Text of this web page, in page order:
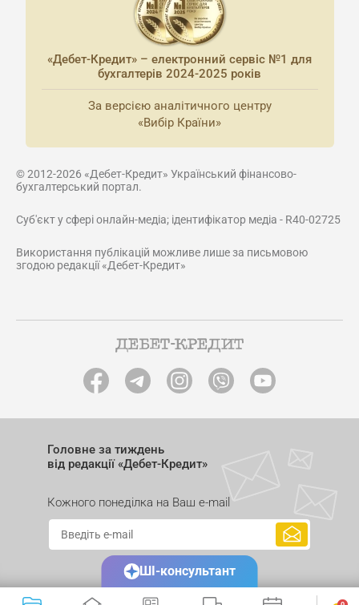
«Дебет-Кредит» – електронний сервіс №1 для
бухгалтерів 2024-2025 років
За версією аналітичного центру
«Вибір Країни»
© 2012-2026 «Дебет-Кредит» Український фінансово-
бухгалтерський портал.
Суб'єкт у сфері онлайн-медіа; ідентифікатор медіа - R40-02725
Використання публікацій можливе лише за письмовою
згодою редакції «Дебет-Кредит»
Головне за тиждень
від редакції «Дебет-Кредит»
Кожного понеділка на Ваш e-mail
ШІ-консультант